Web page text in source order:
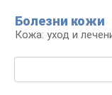
контенту
Болезни кожи
Кожа: уход и